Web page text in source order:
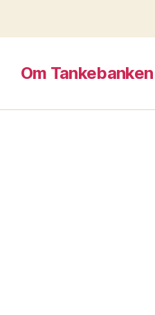
Om Tankebanken